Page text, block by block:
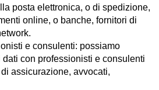
posta elettronica, o di spedizione,
online, o banche, fornitori di
e consulenti: possiamo
con professionisti e consulenti
assicurazione, avvocati,